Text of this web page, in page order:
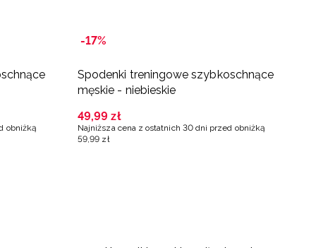
obniżką
-17%
Spodenki treningowe szybkoschnące
męskie - niebieskie
49,99 zł
Najniższa cena z ostatnich 30 dni przed obniżką
59 ,99 zł